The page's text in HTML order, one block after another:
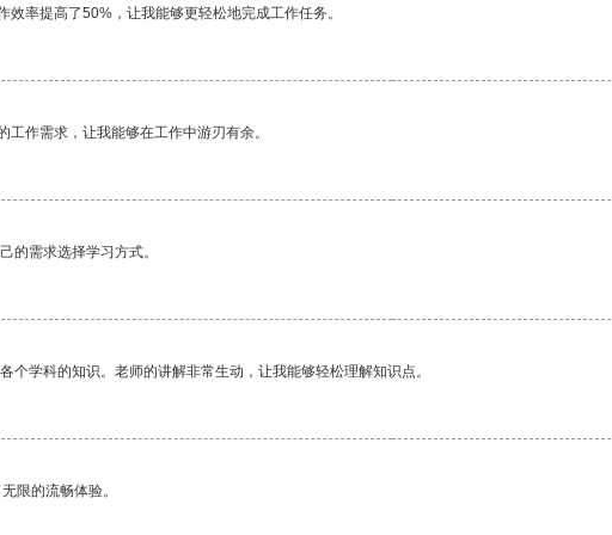
率提高了50%，让我能够更轻松地完成工作任务。
作需求，让我能够在工作中游刃有余。
的需求选择学习方式。
个学科的知识。老师的讲解非常生动，让我能够轻松理解知识点。
限的流畅体验。